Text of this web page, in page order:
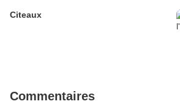
Citeaux
Commentaires